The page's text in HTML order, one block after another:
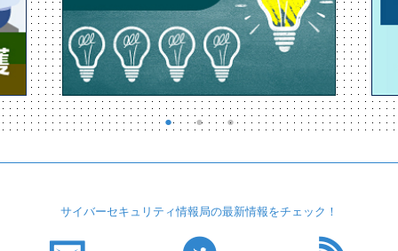
サイバーセキュリティ情報局の最新情報をチェック！